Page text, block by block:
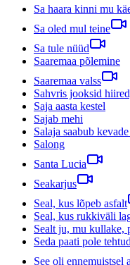
Sa haara kinni mu
Sa oled mul teine
Sa tule nüüd
Saaremaa põlemine
Saaremaa valss
Sahvris jooksid
Saja aasta kestel
Sajab mehi
Salaja saabub
Salong
Santa Lucia
Seakarjus
Seal, kus lõpeb asfalt
Seal, kus rukkiväli
Sealt ju, mu kullake,
Seda paati pole
See oli ennemuistsel